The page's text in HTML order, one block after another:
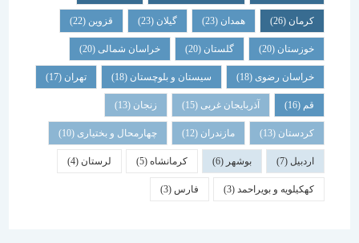
همدان گیلان قزوین
خوزستان(20) گلستان (20) خراسان شمالی(20)
خراسان رضوی(18) سیستان و بلوچستان(18) تهران
آذربایجان غربی(15) زنجان
کردستان(13) مازندران(12) چهارمحال و بختیاری (10)
بوشهر کرمانشاه(5) لرستان (4)
کهکیلویه و بویراحمد(3) فارس